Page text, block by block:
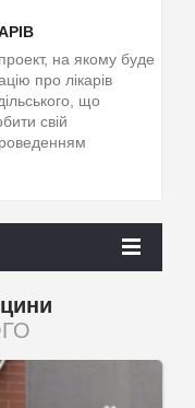
на якому буде
про лікарів
що
свій